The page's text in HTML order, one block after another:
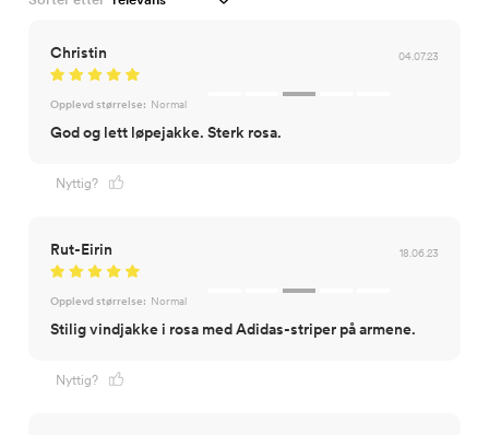
Christin 04.07.23
Opplevd størrelse: Normal
God og lett løpejakke. Sterk rosa.
Nyttig?
Rut-Eirin 18.06.23
Opplevd størrelse: Normal
Stilig vindjakke i rosa med Adidas-striper på armene.
Nyttig?